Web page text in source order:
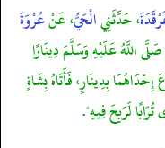
، حَدَّثَنِيالْحَيُّ، عَنْعُرْوَةَ
اللَّهُ عَلَيْهِ وَسَلَّمَ دِينَارًا
بِدِينَارٍ، فَأَتَاهُ بِشَاةٍ
تُرَابًا لَرَبِحَ فِيهِ".